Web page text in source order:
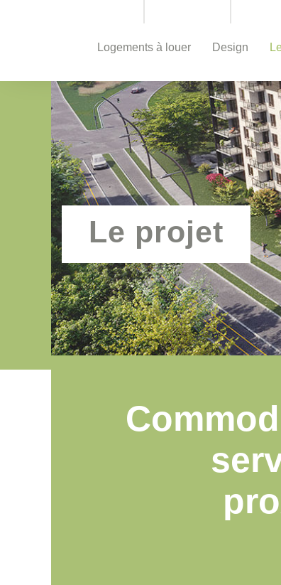
Logements à louer Design
Le projet